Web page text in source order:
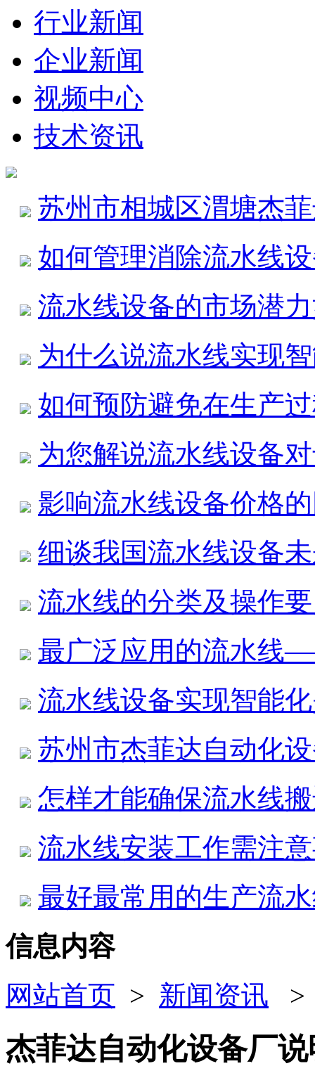
行业新闻
企业新闻
视频中心
技术资讯
苏州市相城区渭塘杰
如何管理消除流水线
流水线设备的市场潜
为什么说流水线实现
如何预防避免在生产
为您解说流水线设备
影响流水线设备价格
细谈我国流水线设备
流水线的分类及操作
最广泛应用的流水线
流水线设备实现智能
苏州市杰菲达自动化
怎样才能确保流水线
流水线安装工作需注
最好最常用的生产流
信息内容
网站首页 > 新闻资讯
杰菲达自动化设备厂